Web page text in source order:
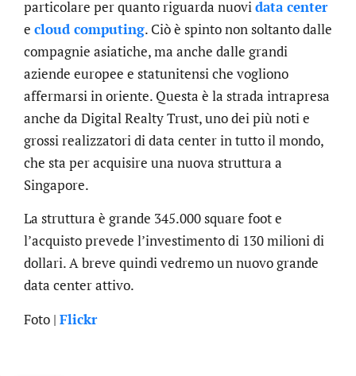
particolare per quanto riguarda nuovidata center
e cloud computing. Ciò è spinto non soltanto dalle
compagnie asiatiche, ma anche dalle grandi
aziende europee e statunitensi che vogliono
affermarsi in oriente. Questa è la strada intrapresa
anche da Digital Realty Trust, uno dei più noti e
grossi realizzatori di data center in tutto il mondo,
che sta per acquisire una nuova struttura a
Singapore.
La struttura è grande 345.000 square foot e
l’acquisto prevede l’investimento di 130 milioni di
dollari. A breve quindi vedremo un nuovo grande
data center attivo.
Foto | Flickr
.online